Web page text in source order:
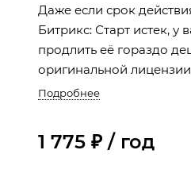
Даже если срок
Битрикс: Старт истек, у
продлить её гораздо
оригинальной
активна, вы
обновлениями и
Подробнее
1 775 ₽ / год